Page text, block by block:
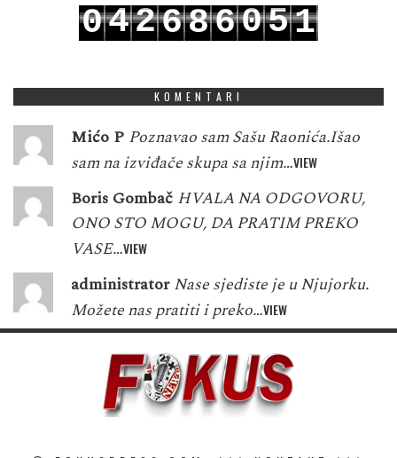
042686051
KOMENTARI
Mićo P Poznavao sam Sašu Raonića.Išao
sam na izviđače skupa sa njim…VIEW
Boris Gombač HVALA NA ODGOVORU,
ONO STO MOGU, DA PRATIM PREKO
VASE…VIEW
administrator Nase sjediste je u Njujorku.
Možete nas pratiti i preko…VIEW